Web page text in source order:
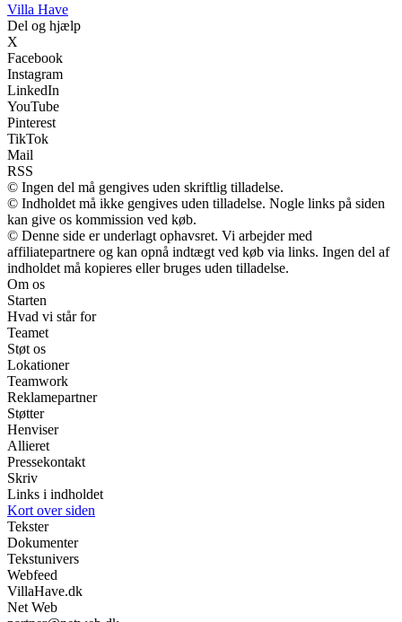
Villa Have
Del og hjælp
X
Facebook
Instagram
LinkedIn
YouTube
Pinterest
TikTok
Mail
RSS
© Ingen del må gengives uden skriftlig tilladelse.
© Indholdet må ikke gengives uden tilladelse. Nogle links på siden
kan give os kommission ved køb.
© Denne side er underlagt ophavsret. Vi arbejder med
affiliatepartnere og kan opnå indtægt ved køb via links. Ingen del af
indholdet må kopieres eller bruges uden tilladelse.
Om os
Starten
Hvad vi står for
Teamet
Støt os
Lokationer
Teamwork
Reklamepartner
Støtter
Henviser
Allieret
Pressekontakt
Skriv
Links i indholdet
Kort over siden
Tekster
Dokumenter
Tekstunivers
Webfeed
VillaHave.dk
Net Web